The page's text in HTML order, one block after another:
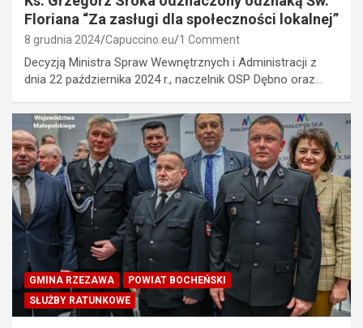
Floriana “Za zasługi dla społeczności lokalnej”
8 grudnia 2024 Capuccino.eu 1 Comment
Decyzją Ministra Spraw Wewnętrznych i Administracji z
dnia 22 października 2024 r., naczelnik OSP Dębno oraz…
GMINA RZEZAWA
POWIAT BOCHEŃSKI
SŁUŻBY RATUNKOWE